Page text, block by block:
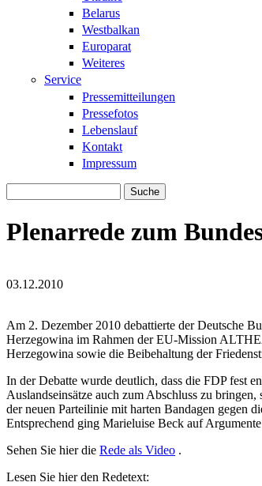
Belarus
Westbalkan
Europarat
Weiteres
Service
Pressemitteilungen
Pressefotos
Lebenslauf
Kontakt
Impressum
Plenarrede zum
101202_Rede_ALTHEA.jpg
03.12.2010
101202_Rede_ALTHEA.jpg
Am 2. Dezember 2010 debattierte der Deutsche
Herzegowina im Rahmen der EU-Mission
Herzegowina sowie die Beibehaltung der
In der Debatte wurde deutlich, dass die FDP fest
Auslandseinsätze auch zum Abschluss zu
der neuen Parteilinie mit harten Bandagen gegen
Entsprechend ging Marieluise Beck auf
Sehen Sie hier die Rede als Video .
Lesen Sie hier den Redetext: